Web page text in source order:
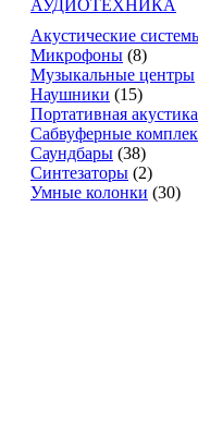
АУДИОТЕХНИКА
Акустические
Микрофоны (8)
Музыкальные центры
Наушники (15)
Портативная акустика
Сабвуферные
Саундбары (38)
Синтезаторы (2)
Умные колонки (30)